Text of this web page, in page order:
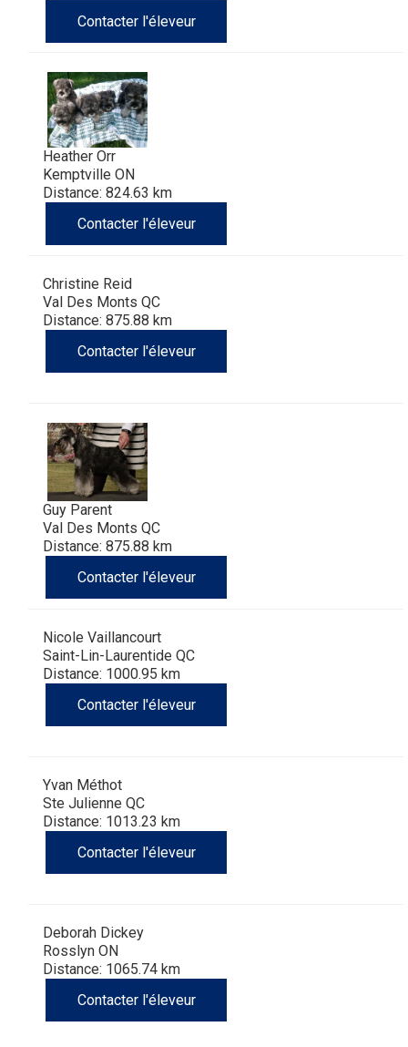
Contacter l'éleveur
Heather Orr
Kemptville ON
Distance: 824.63 km
Contacter l'éleveur
Christine Reid
Val Des Monts QC
Distance: 875.88 km
Contacter l'éleveur
Guy Parent
Val Des Monts QC
Distance: 875.88 km
Contacter l'éleveur
Nicole Vaillancourt
Saint-Lin-Laurentide QC
Distance: 1000.95 km
Contacter l'éleveur
Yvan Méthot
Ste Julienne QC
Distance: 1013.23 km
Contacter l'éleveur
Deborah Dickey
Rosslyn ON
Distance: 1065.74 km
Contacter l'éleveur